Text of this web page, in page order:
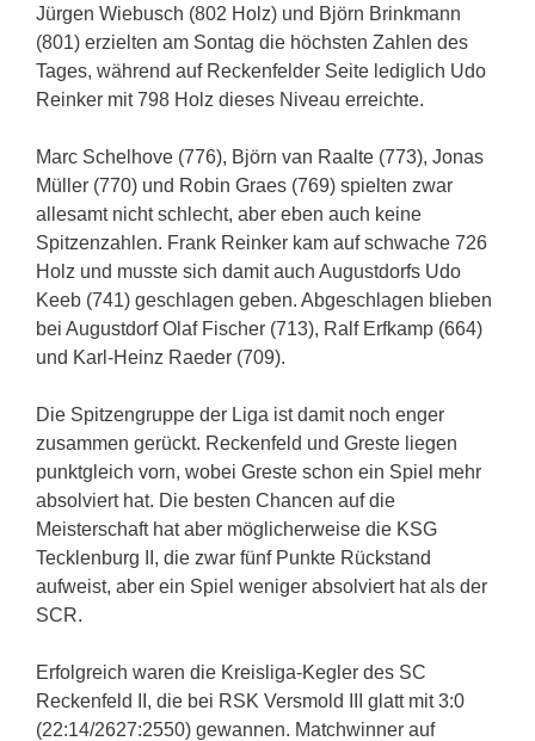
Jürgen Wiebusch (802 Holz) und Björn Brinkmann
(801) erzielten am Sontag die höchsten Zahlen des
Tages, während auf Reckenfelder Seite lediglich Udo
Reinker mit 798 Holz dieses Niveau erreichte.
Marc Schelhove (776), Björn van Raalte (773), Jonas
Müller (770) und Robin Graes (769) spielten zwar
allesamt nicht schlecht, aber eben auch keine
Spitzenzahlen. Frank Reinker kam auf schwache 726
Holz und musste sich damit auch Augustdorfs Udo
Keeb (741) geschlagen geben. Abgeschlagen blieben
bei Augustdorf Olaf Fischer (713), Ralf Erfkamp (664)
und Karl-Heinz Raeder (709).
Die Spitzengruppe der Liga ist damit noch enger
zusammen gerückt. Reckenfeld und Greste liegen
punktgleich vorn, wobei Greste schon ein Spiel mehr
absolviert hat. Die besten Chancen auf die
Meisterschaft hat aber möglicherweise die KSG
Tecklenburg II, die zwar fünf Punkte Rückstand
aufweist, aber ein Spiel weniger absolviert hat als der
SCR.
Erfolgreich waren die Kreisliga-Kegler des SC
Reckenfeld II, die bei RSK Versmold III glatt mit 3:0
(22:14/2627:2550) gewannen. Matchwinner auf